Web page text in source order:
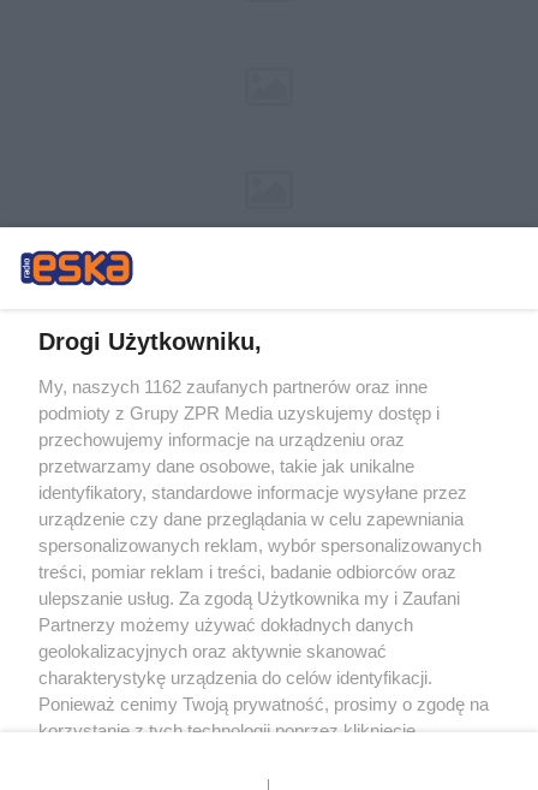
Żaden utwór zamieszczony w serwisie nie może być powielany i
rozpowszechniany lub dalej rozpowszechniany w jakikolwiek sposób (w
tym także elektroniczny lub mechaniczny) na jakimkolwiek polu
eksploatacji w jakiejkolwiek formie, włącznie z umieszczaniem w Internecie
bez pisemnej zgody właściciela praw. Jakiekolwiek użycie lub
wykorzystanie utworów w całości lub w części z naruszeniem prawa, tzn.
bez właściwej zgody, jest zabronione pod groźbą kary i może być ścigane
prawnie.
O nas
Drogi Użytkowniku,
My, naszych 1162 zaufanych partnerów oraz inne
podmioty z Grupy ZPR Media uzyskujemy dostęp i
przechowujemy informacje na urządzeniu oraz
przetwarzamy dane osobowe, takie jak unikalne
identyfikatory, standardowe informacje wysyłane przez
urządzenie czy dane przeglądania w celu zapewniania
spersonalizowanych reklam, wybór spersonalizowanych
treści, pomiar reklam i treści, badanie odbiorców oraz
ulepszanie usług. Za zgodą Użytkownika my i Zaufani
Partnerzy możemy używać dokładnych danych
geolokalizacyjnych oraz aktywnie skanować
charakterystykę urządzenia do celów identyfikacji.
Ponieważ cenimy Twoją prywatność, prosimy o zgodę na
korzystanie z tych technologii poprzez kliknięcie
zmienić/wycofać klikając przycisk ustawień prywatności